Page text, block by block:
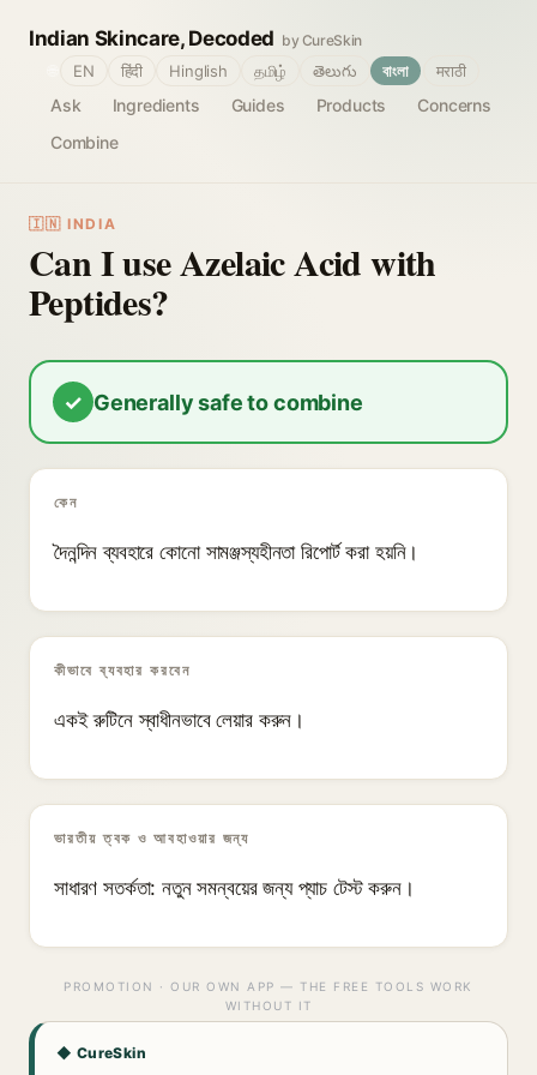
Indian Skincare, Decoded by CureSkin
Ask Ingredients Guides Products
Concerns
Combine
EN हिंदी Hinglish தமிழ் తెలుగు বাংলা मराठी
🇮🇳 INDIA
Can I use Azelaic Acid with
Peptides?
✓ Generally safe to combine
কেন
দৈনন্দিন ব্যবহারে কোনো সামঞ্জস্যহীনতা রিপোর্ট করা হয়নি।
কীভাবে ব্যবহার করবেন
একই রুটিনে স্বাধীনভাবে লেয়ার করুন।
ভারতীয় ত্বক ও আবহাওয়ার জন্য
সাধারণ সতর্কতা: নতুন সমন্বয়ের জন্য প্যাচ টেস্ট করুন।
PROMOTION · OUR OWN APP — THE FREE TOOLS WORK
WITHOUT IT
◆ CureSkin